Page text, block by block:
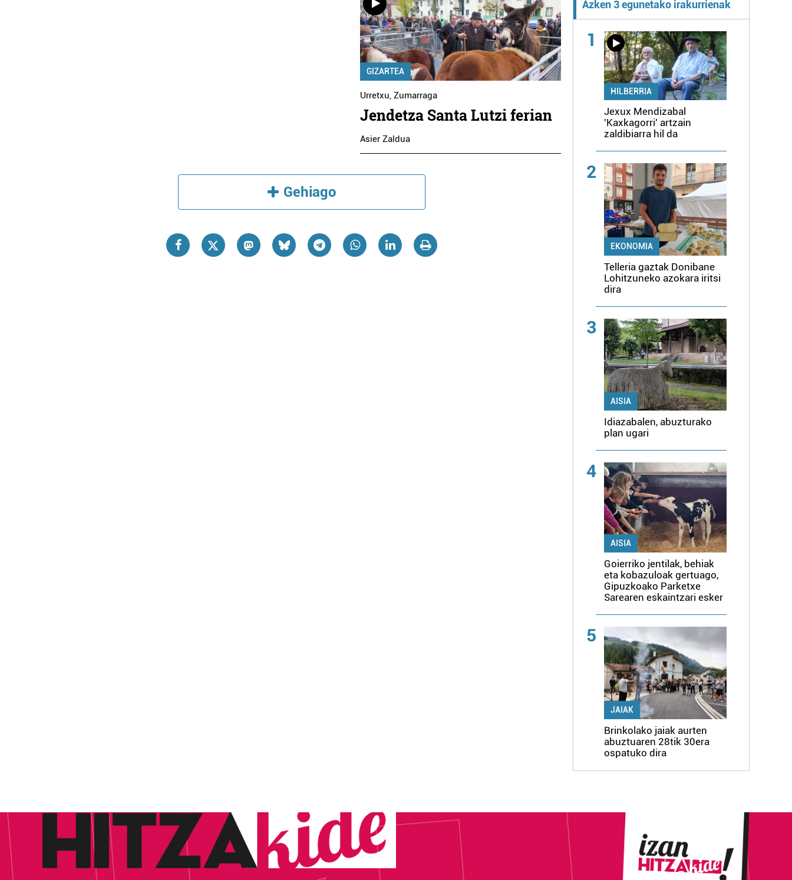
GIZARTEA
Urretxu,Zumarraga
Jendetza Santa Lutzi ferian
Asier Zaldua
Gehiago
Azken 3 egunetako irakurrienak
1
HILBERRIA
Jexux Mendizabal
'Kaxkagorri' artzain
zaldibiarra hil da
2
EKONOMIA
Telleria gaztak Donibane
Lohitzuneko azokara iritsi
dira
3
AISIA
Idiazabalen, abuzturako
plan ugari
4
AISIA
Goierriko jentilak, behiak
eta kobazuloak gertuago,
Gipuzkoako Parketxe
Sarearen eskaintzari esker
5
JAIAK
Brinkolako jaiak aurten
abuztuaren 28tik 30era
ospatuko dira